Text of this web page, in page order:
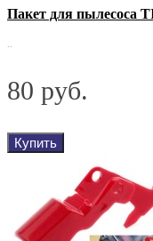
Пакет для пылесоса
80 руб.
Купить